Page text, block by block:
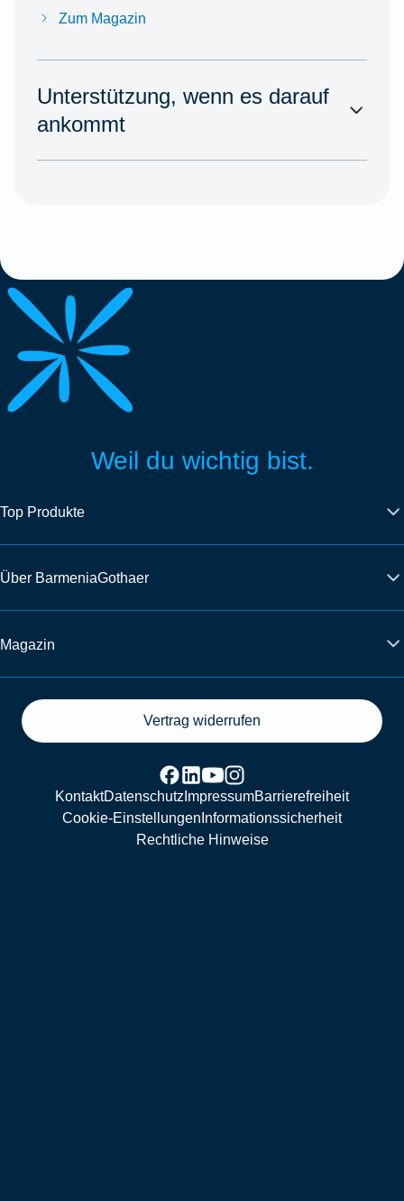
Zum Magazin
Unterstützung, wenn es darauf
ankommt
Weil du wichtig bist.
Top Produkte
Über BarmeniaGothaer
Magazin
Vertrag widerrufen
KontaktDatenschutz ImpressumBarrierefreiheit
Cookie-Einstellungen Informationssicherheit
Rechtliche Hinweise